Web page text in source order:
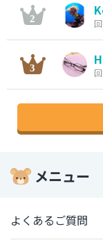
メニュー
よくあるご質問